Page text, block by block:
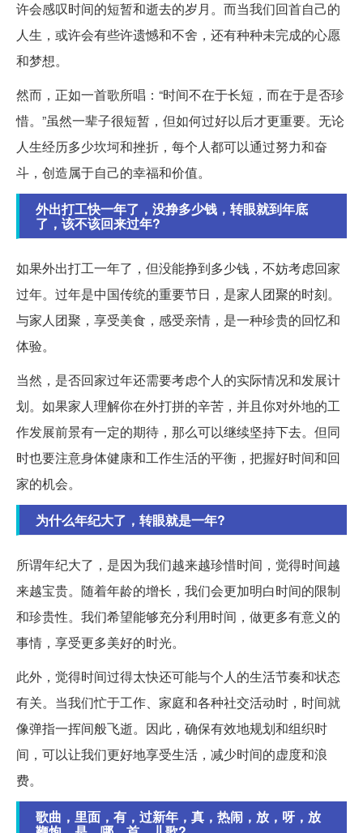
许会感叹时间的短暂和逝去的岁月。而当我们回首自己的
人生，或许会有些许遗憾和不舍，还有种种未完成的心愿
和梦想。
然而，正如一首歌所唱：“时间不在于长短，而在于是否珍
惜。”虽然一辈子很短暂，但如何过好以后才更重要。无论
人生经历多少坎坷和挫折，每个人都可以通过努力和奋
斗，创造属于自己的幸福和价值。
外出打工快一年了，没挣多少钱，转眼就到年底
了，该不该回来过年?
如果外出打工一年了，但没能挣到多少钱，不妨考虑回家
过年。过年是中国传统的重要节日，是家人团聚的时刻。
与家人团聚，享受美食，感受亲情，是一种珍贵的回忆和
体验。
当然，是否回家过年还需要考虑个人的实际情况和发展计
划。如果家人理解你在外打拼的辛苦，并且你对外地的工
作发展前景有一定的期待，那么可以继续坚持下去。但同
时也要注意身体健康和工作生活的平衡，把握好时间和回
家的机会。
为什么年纪大了，转眼就是一年?
所谓年纪大了，是因为我们越来越珍惜时间，觉得时间越
来越宝贵。随着年龄的增长，我们会更加明白时间的限制
和珍贵性。我们希望能够充分利用时间，做更多有意义的
事情，享受更多美好的时光。
此外，觉得时间过得太快还可能与个人的生活节奏和状态
有关。当我们忙于工作、家庭和各种社交活动时，时间就
像弹指一挥间般飞逝。因此，确保有效地规划和组织时
间，可以让我们更好地享受生活，减少时间的虚度和浪
费。
歌曲，里面，有，过新年，真，热闹，放，呀，放